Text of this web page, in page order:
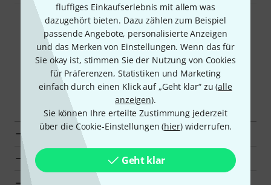
fluffiges Einkaufserlebnis mit allem was
dazugehört bieten. Dazu zählen zum Beispiel
passende Angebote, personalisierte Anzeigen
und das Merken von Einstellungen. Wenn das für
Sie okay ist, stimmen Sie der Nutzung von Cookies
für Präferenzen, Statistiken und Marketing
einfach durch einen Klick auf „Geht klar“ zu (alle
anzeigen).
Sie können Ihre erteilte Zustimmung jederzeit
über die Cookie-Einstellungen (hier) widerrufen.
Geht klar
Alle System-500-Komponenten
Mehr entdecken
Alle Kategorien
Top-Seller